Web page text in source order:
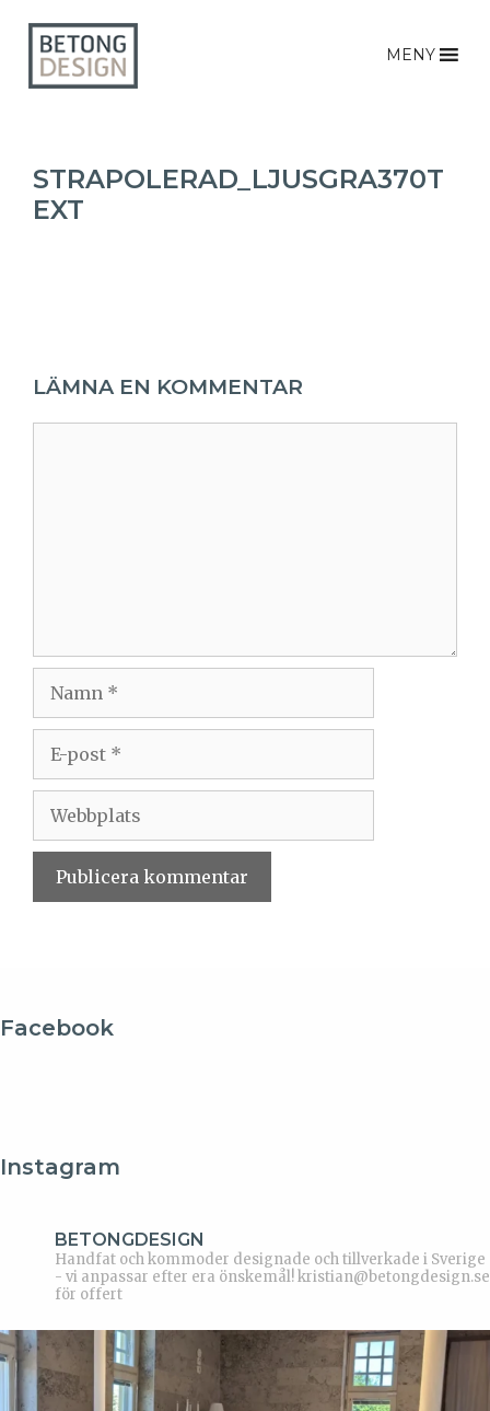
MENY
STRAPOLERAD_LJUSGRA370T
EXT
LÄMNA EN KOMMENTAR
Facebook
Instagram
BETONGDESIGN
Handfat och kommoder designade och tillverkade i Sverige
- vi anpassar efter era önskemål!kristian@betongdesign.se
för offert